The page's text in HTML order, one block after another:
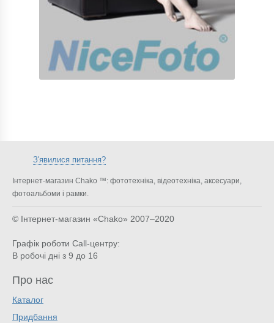
З'явилися питання?
Інтернет-магазин Chako ™: фототехніка, відеотехніка, аксесуари,
фотоальбоми і рамки.
© Інтернет-магазин «Chako» 2007–2020
Графік роботи Call-центру:
В робочі дні з 9 до 16
Про нас
Каталог
Придбання